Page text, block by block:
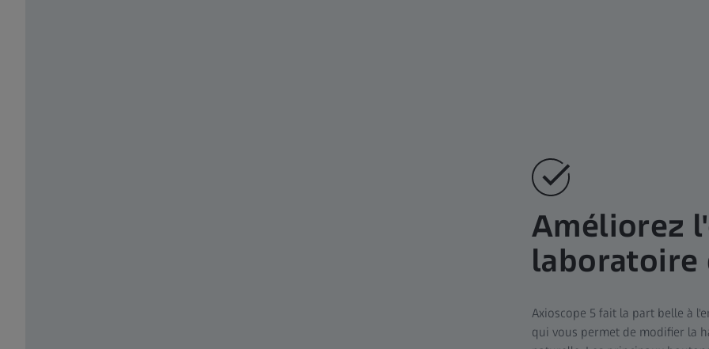
Améliorez
laboratoire
Axioscope 5 fait la part belle à
qui vous permet de modifier la